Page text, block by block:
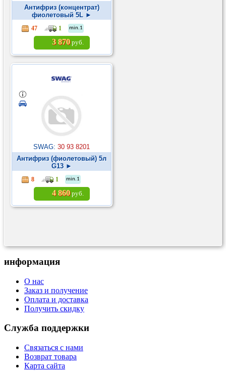
Антифриз (концентрат)
фиолетовый 5L ►
47 1 min.1
3 870руб.
SWAG: 30 93 8201
Антифриз (фиолетовый) 5л
G13 ►
8 1 min.1
4 860руб.
информация
О нас
Заказ и получение
Оплата и доставка
Получить скидку
Служба поддержки
Связаться с нами
Возврат товара
Карта сайта